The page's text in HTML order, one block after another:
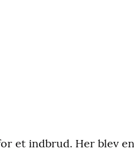
et indbrud. Her blev